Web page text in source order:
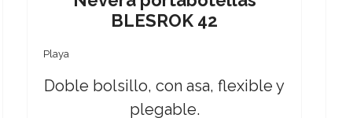
BLESROK 42
Playa
Doble bolsillo, con asa, flexible y
plegable.